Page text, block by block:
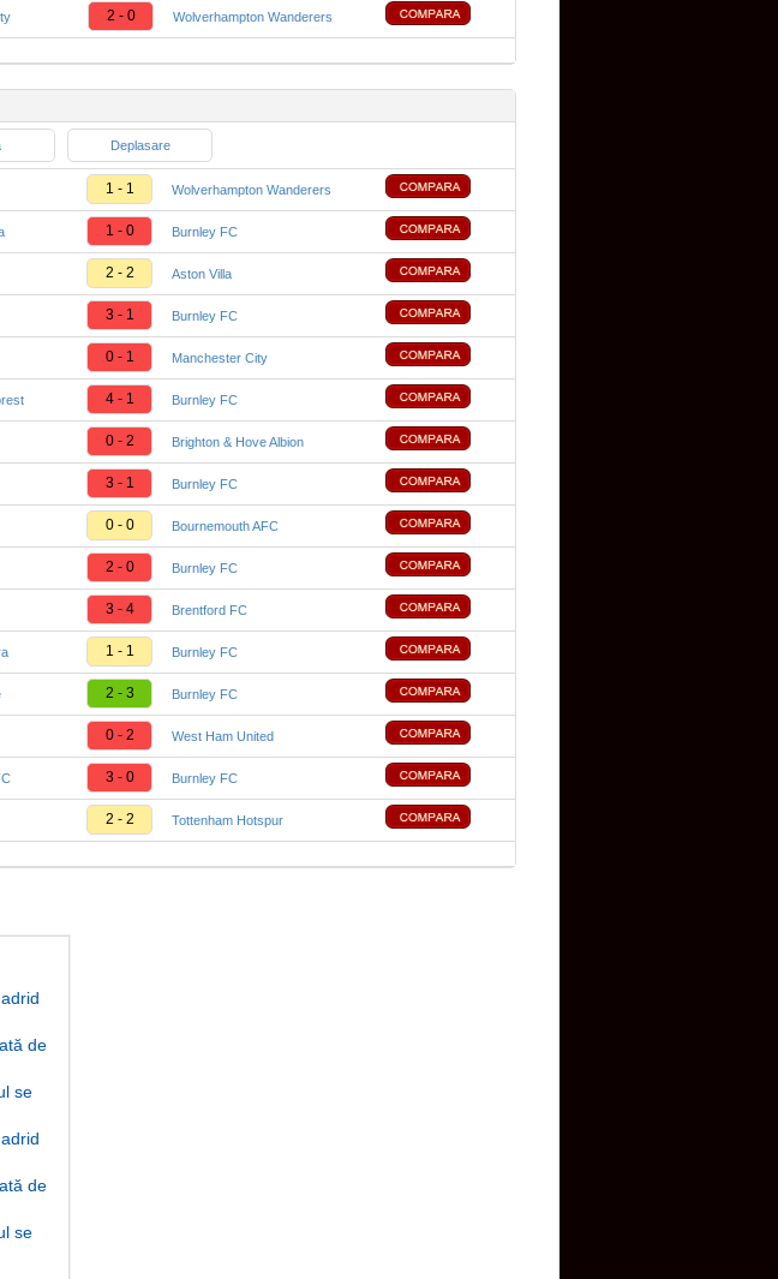
2 - 0 Wolverhampton Wanderers
Deplasare
1 - 1 Wolverhampton Wanderers
1 - 0 Burnley FC
2 - 2 Aston Villa
3 - 1 Burnley FC
0 - 1 Manchester City
4 - 1 Burnley FC
0 - 2 Brighton & Hove Albion
3 - 1 Burnley FC
0 - 0 Bournemouth AFC
2 - 0 Burnley FC
3 - 4 Brentford FC
1 - 1 Burnley FC
2 - 3 Burnley FC
0 - 2 West Ham United
3 - 0 Burnley FC
2 - 2 Tottenham Hotspur
de
se
de
se